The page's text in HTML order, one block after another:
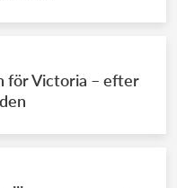
för Victoria – efter